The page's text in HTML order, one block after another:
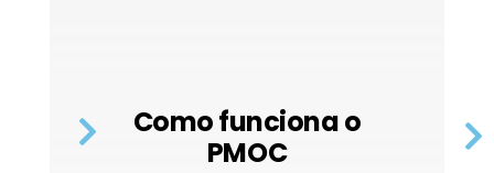
Como funciona o
PMOC